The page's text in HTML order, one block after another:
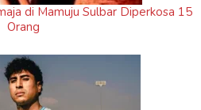
di Mamuju Sulbar Diperkosa 15
Orang